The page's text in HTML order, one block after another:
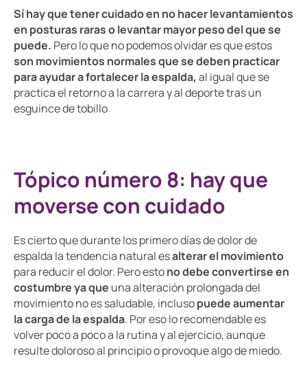
Sí hay que tener cuidado en no hacer levantamientos
en posturas raras o levantar mayor peso del que se
puede. Pero lo que no podemos olvidar es que estos
son movimientos normales que se deben practicar
para ayudar a fortalecer la espalda, al igual que se
practica el retorno a la carrera y al deporte tras un
esguince de tobillo
Tópico número 8: hay que
moverse con cuidado
Es cierto que durante los primero días de dolor de
espalda la tendencia natural esalterar el movimiento
para reducir el dolor. Pero estono debe convertirse en
costumbre ya que una alteración prolongada del
movimiento no es saludable, inclusopuede aumentar
la carga de la espalda. Por eso lo recomendable es
volver poco a poco a la rutina y al ejercicio, aunque
resulte doloroso al principio o provoque algo de miedo.